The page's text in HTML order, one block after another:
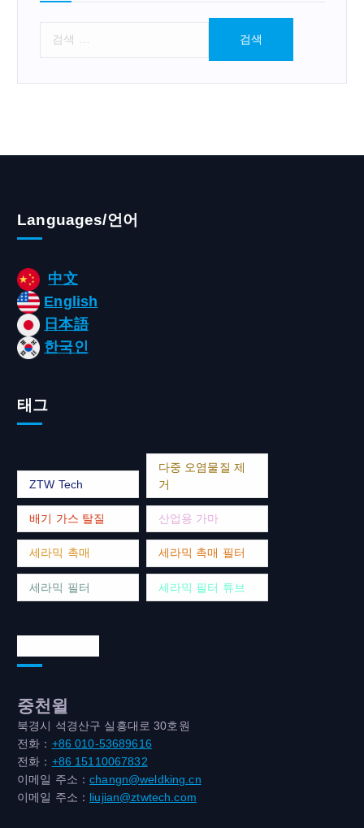
Languages/언어
中文
English
日本語
한국인
태그
ZTW Tech
다중 오염물질 제
거
배기 가스 탈질 산업용 가마
세라믹 촉매 세라믹 촉매 필터
세라믹 필터 세라믹 필터 튜브
중천윌
북경시 석경산구 실흥대로 30호원
전화： +86 010-53689616
전화： +86 15110067832
이메일 주소：changn@weldking.cn
이메일 주소： liujian@ztwtech.com